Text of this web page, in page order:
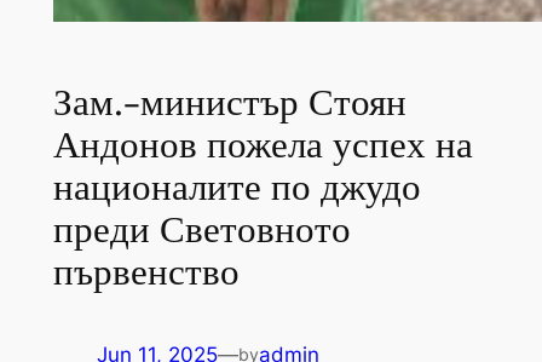
Зам.-министър Стоян
Андонов пожела успех на
националите по джудо
преди Световното
първенство
Jun 11, 2025—byadmin